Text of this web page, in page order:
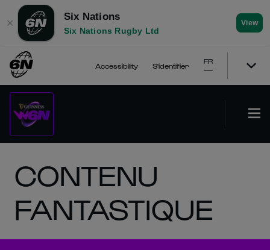
✕
Six Nations
Six Nations Rugby Ltd
View
Accessibility S'identifier
FR
CONTENU
FANTASTIQUE